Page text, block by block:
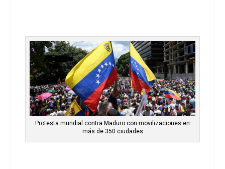
Protesta mundial contra Maduro con movilizaciones en
más de 350 ciudades